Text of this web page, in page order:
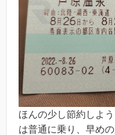
ほんの少し節約しよ
は普通に乗り、早め